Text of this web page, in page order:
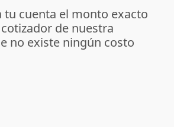
tu cuenta el monto exacto
de nuestra
no existe ningún costo